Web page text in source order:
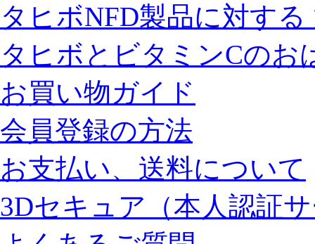
タヒボNFD製品に対す
タヒボとビタミンCのお
お買い物ガイド
会員登録の方法
お支払い、送料について
3Dセキュア（本人認証